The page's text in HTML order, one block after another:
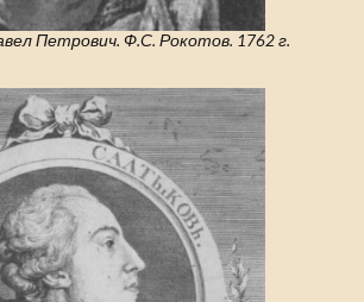
Петрович. Ф.С. Рокотов. 1762 г.